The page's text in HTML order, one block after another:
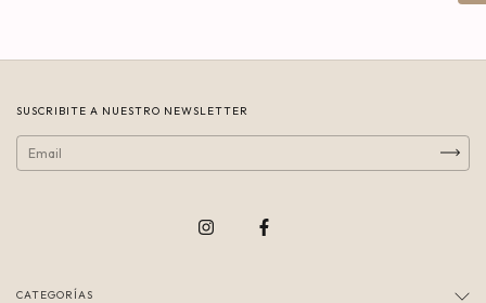
SUSCRIBITE A NUESTRO NEWSLETTER
CATEGORÍAS